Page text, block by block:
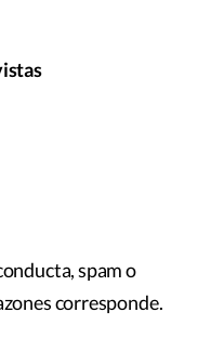
spam o
corresponde.